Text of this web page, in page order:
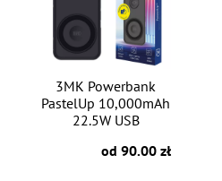
3MK Powerbank
PastelUp 10,000mAh
22.5W USB
od 90.00 zł